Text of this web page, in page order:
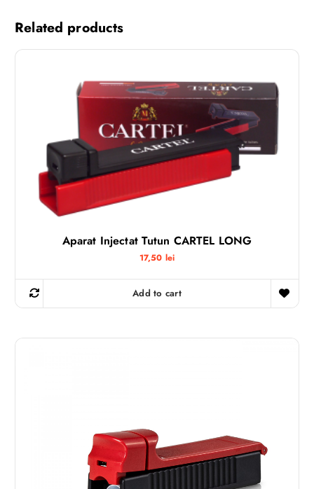
Related products
Aparat Injectat Tutun CARTEL LONG
17,50 lei
Add to cart